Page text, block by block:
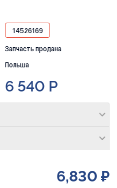
14526169
Запчасть продана
Польша
6 540 Р
6,830 ₽